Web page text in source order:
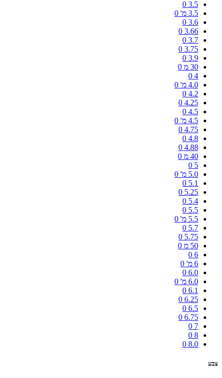
3.5
0
3.5 מ'
0
3.6
0
3.66
0
3.7
0
3.75
0
3.9
0
30 מ
0
4
0
4.0 מ'
0
4.2
0
4.25
0
4.5
0
4.5 מ'
0
4.75
0
4.8
0
4.88
0
40 מ
0
5
0
5.0 מ'
0
5.1
0
5.25
0
5.4
0
5.5
0
5.5 מ'
0
5.7
0
5.75
0
50 מ
0
6
0
6 מ'
0
6.0
0
6.0 מ'
0
6.1
0
6.25
0
6.5
0
6.75
0
7
0
8
0
8.0
0
צבע